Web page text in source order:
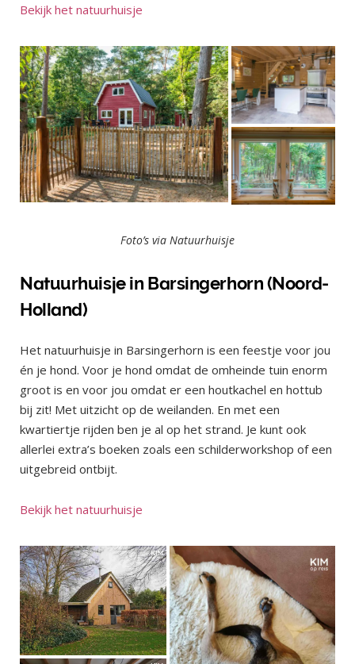
Bekijk het natuurhuisje
Foto’s via Natuurhuisje
Natuurhuisje in Barsingerhorn (Noord-
Holland)
Het natuurhuisje in Barsingerhorn is een feestje voor jou
én je hond. Voor je hond omdat de omheinde tuin enorm
groot is en voor jou omdat er een houtkachel en hottub
bij zit! Met uitzicht op de weilanden. En met een
kwartiertje rijden ben je al op het strand. Je kunt ook
allerlei extra’s boeken zoals een schilderworkshop of een
uitgebreid ontbijt.
Bekijk het natuurhuisje